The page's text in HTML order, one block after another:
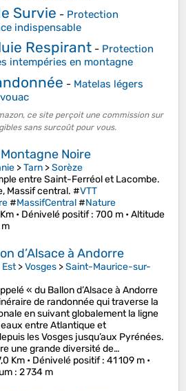
Survie - Protection
indispensable
Respirant - Protection
intempéries en montagne
- Matelas légers
ce site perçoit une commission sur
sans surcoût pour vous.
Noire
>Tarn >Sorèze
entre Saint-Ferréol et Lacombe.
Massif central. #VTT
#MassifCentral#Nature
• Dénivelé positif: 700 m •Altitude
m
d’Alsace à Andorre
Est>Vosges >Saint-Maurice-sur-
« du Ballon d’Alsace à Andorre
de randonnée qui traverse la
en suivant globalement la ligne
entre Atlantique et
les Vosges jusqu’aux Pyrénées.
une grande diversité de…
Km • Dénivelé positif: 41 109 m •
: 2 734 m